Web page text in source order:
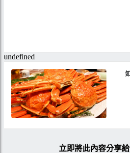
立即將此內容分享